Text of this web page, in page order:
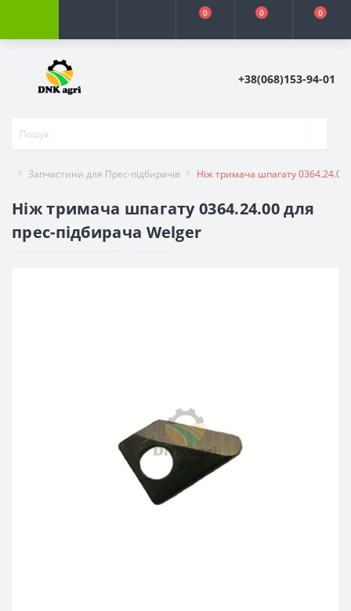
0 0 0
+38(068)153-94-01
Запчастини для Прес-підбирачів Ніж тримача шпагату 0364.24.00
Ніж тримача шпагату 0364.24.00 для
прес-підбирача Welger